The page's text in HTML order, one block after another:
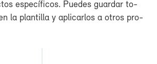
es­pe­cí­fi­cos. Pue­des guar­dar to­
la plan­ti­lla y apli­car­los a otros pro­